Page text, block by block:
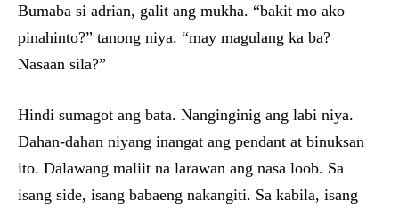
Bumaba si adrian, galit ang mukha. “bakit mo ako
pinahinto?” tanong niya. “may magulang ka ba?
Nasaan sila?”
Hindi sumagot ang bata. Nanginginig ang labi niya.
Dahan-dahan niyang inangat ang pendant at binuksan
ito. Dalawang maliit na larawan ang nasa loob. Sa
isang side, isang babaeng nakangiti. Sa kabila, isang